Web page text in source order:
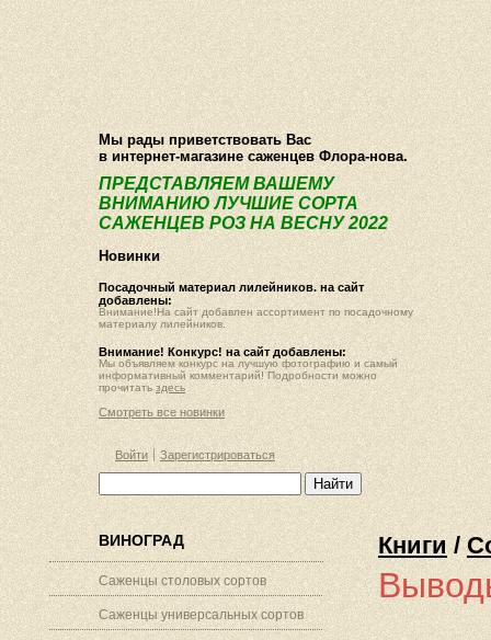
О компании Как купить Фотогалерея Статьи Опт
Мы рады приветствовать Вас
в интернет-магазине саженцев Флора-нова.
ПРЕДСТАВЛЯЕМ ВАШЕМУ
ВНИМАНИЮ ЛУЧШИЕ СОРТА
САЖЕНЦЕВ РОЗ НА ВЕСНУ 2022
Новинки
Посадочный материал лилейников. на сайт
добавлены:
Внимание!На сайт добавлен ассортимент по посадочному
материалу лилейников.
Внимание! Конкурс! на сайт добавлены:
Мы объявляем конкурс на лучшую фотографию и самый
информативный комментарий! Подробности можно
прочитать здесь
Смотреть все новинки
Войти Зарегистрироваться
ВИНОГРАД
Саженцы столовых сортов
Саженцы универсальных сортов
Книги/